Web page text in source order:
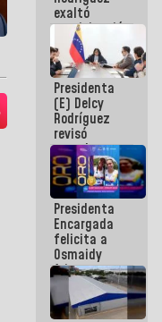
exaltó
participación
de
Venezuela
en Juegos
Centroamericanos
y del Caribe
2026
Presidenta
(E) Delcy
Rodríguez
revisó
agenda
económica y
ejecución de
fondos de
emergencia
post-sismos
Presidenta
Encargada
felicita a
Osmaidy
Arias y
Giraly
Marcano por
hacer